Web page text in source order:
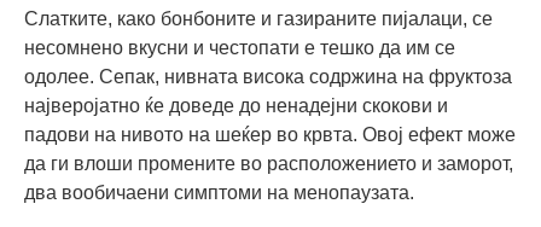
Слатките, како бонбоните и газираните пијалаци, се
несомнено вкусни и честопати е тешко да им се
одолее. Сепак, нивната висока содржина на фруктоза
најверојатно ќе доведе до ненадејни скокови и
падови на нивото на шеќер во крвта. Овој ефект може
да ги влоши промените во расположението и заморот,
два вообичаени симптоми на менопаузата.